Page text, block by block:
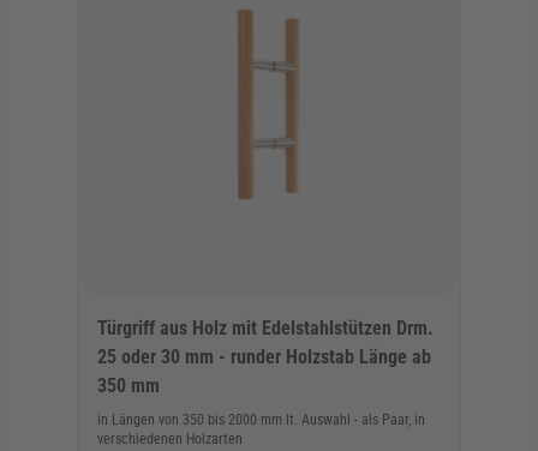
Türgriff aus Holz mit Edelstahlstützen Drm.
25 oder 30 mm - runder Holzstab Länge ab
350 mm
in Längen von 350 bis 2000 mm lt. Auswahl - als Paar, in
verschiedenen Holzarten